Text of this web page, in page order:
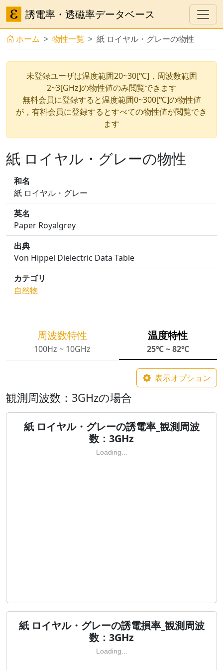
誘電率・透磁率データベース
ホーム 物性一覧 紙 ロイヤル・グレーの物性
未登録ユーザは温度範囲20~30[℃]，周波数範囲
2~3[GHz]の物性値のみ閲覧できます
無料会員に登録すると温度範囲0~300[℃]の物性値
が，有料会員に登録するとすべての物性値が閲覧でき
ます
紙 ロイヤル・グレーの物性
和名
紙 ロイヤル・グレー
英名
Paper Royalgrey
出典
Von Hippel Dielectric Data Table
カテゴリ
自然物
周波数特性
100Hz ~ 10GHz
温度特性
25℃ ~ 82℃
表示オプション
観測周波数：3GHzの場合
紙 ロイヤル・グレーの誘電率_観測周波
数：3GHz
Loading...
紙 ロイヤル・グレーの誘電損率_観測周波
数：3GHz
Loading...